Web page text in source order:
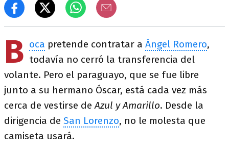
B oca pretende contratar a Ángel Romero,
todavía no cerró la transferencia del
volante. Pero el paraguayo, que se fue libre
junto a su hermano Óscar, está cada vez más
cerca de vestirse deAzul y Amarillo. Desde la
dirigencia de San Lorenzo, no le molesta que
camiseta usará.